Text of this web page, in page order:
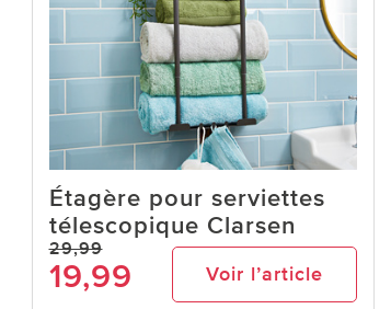
Étagère pour serviettes
télescopique Clarsen
29,99
19,99 Voir l’article